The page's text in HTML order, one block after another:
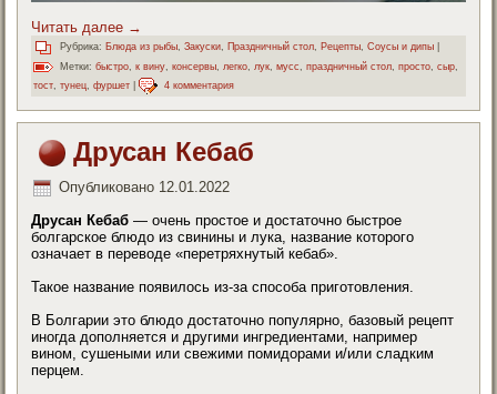
Читать далее →
Рубрика: Блюда из рыбы,Закуски, Праздничный стол, Рецепты,Соусы и дипы
Метки: быстро,к вину,консервы,легко,лук,мусс,праздничный стол,просто,сыр,
тост ,тунец ,фуршет | 4 комментария
Друсан Кебаб
Опубликовано 12.01.2022
Друсан Кебаб — очень простое и достаточно быстрое
болгарское блюдо из свинины и лука, название которого
означает в переводе «перетряхнутый кебаб».
Такое название появилось из-за способа приготовления.
В Болгарии это блюдо достаточно популярно, базовый рецепт
иногда дополняется и другими ингредиентами, например
вином, сушеными или свежими помидорами и/или сладким
перцем.